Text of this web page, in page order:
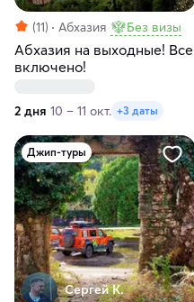
(11) Абхазия Без визы
Абхазия на выходные! Все
включено!
2 дня 10 – 11 окт. +3 даты
Джип-туры
Сергей К.